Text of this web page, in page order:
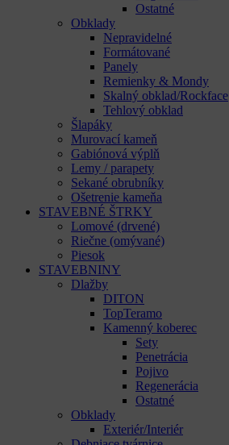
Ostatné
Obklady
Nepravidelné
Formátované
Panely
Remienky & Mondy
Skalný obklad/Rockface
Tehlový obklad
Šlapáky
Murovací kameň
Gabiónová výplň
Lemy / parapety
Sekané obrubníky
Ošetrenie kameňa
STAVEBNÉ ŠTRKY
Lomové (drvené)
Riečne (omývané)
Piesok
STAVEBNINY
Dlažby
DITON
TopTeramo
Kamenný koberec
Sety
Penetrácia
Pojivo
Regenerácia
Ostatné
Obklady
Exteriér/Interiér